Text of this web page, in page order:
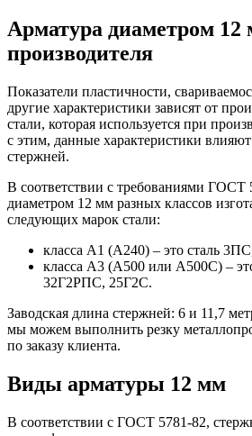
Арматура диаметром 12
производителя
Показатели пластичности,
другие характеристики зависят от
стали, которая используется при
с этим, данные характеристики
стержней.
В соответствии с требованиями ГОСТ
диаметром 12 мм разных классов
следующих марок стали:
класса A1 (А240) – это сталь
класса A3 (А500 или А500С) –
32Г2РПС, 25Г2С.
Заводская длина стержней: 6 и 11,7
мы можем выполнить резку
по заказу клиента.
Виды арматуры 12 мм
В соответствии с ГОСТ 5781-82,